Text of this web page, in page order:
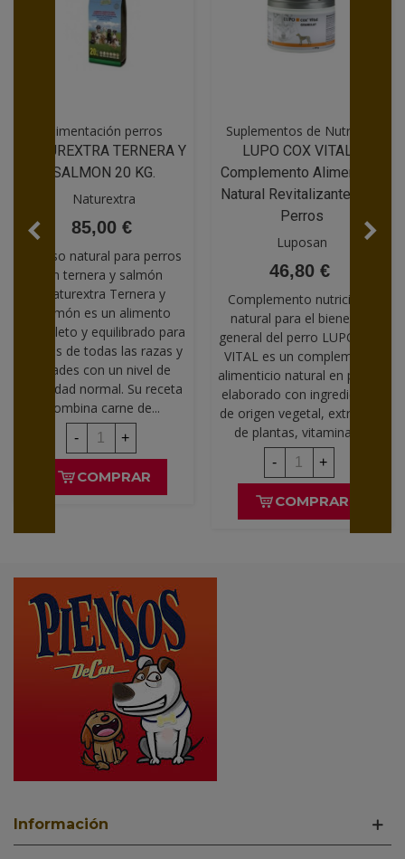
Alimentación perros
NATUREXTRA TERNERA Y
SALMON 20 KG.
Naturextra
85,00 €
Pienso natural para perros
con ternera y salmón
Naturextra Ternera y
Salmón es un alimento
completo y equilibrado para
perros de todas las razas y
edades con un nivel de
actividad normal. Su receta
combina carne de...
- +
COMPRAR
Suplementos de Nutrición
LUPO COX VITAL |
Complemento Alimenticio
Natural Revitalizante Para
Perros
Luposan
46,80 €
Complemento nutricional
natural para el bienestar
general del perro LUPO COX
VITAL es un complemento
alimenticio natural en pellets
elaborado con ingredientes
de origen vegetal, extractos
de plantas, vitaminas,...
- +
COMPRAR
Información